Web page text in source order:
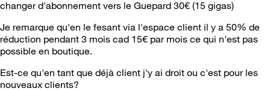
changer d'abonnement vers le Guepard 30€ (15 gigas)
Je remarque qu'en le fesant via l'espace client il y a 50% de
réduction pendant 3 mois cad 15€ par mois ce qui n'est pas
possible en boutique.
Est-ce qu'en tant que déjà client j'y ai droit ou c'est pour les
nouveaux clients?